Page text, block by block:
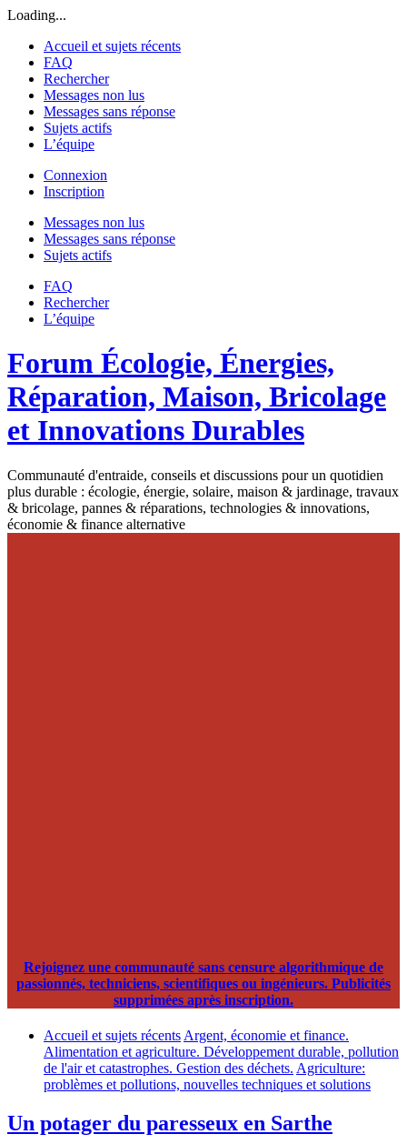
Loading...
Accueil et sujets récents
FAQ
Rechercher
Messages non lus
Messages sans réponse
Sujets actifs
L’équipe
Connexion
Inscription
Messages non lus
Messages sans réponse
Sujets actifs
FAQ
Rechercher
L’équipe
Forum Écologie, Énergies,
Réparation, Maison, Bricolage
et Innovations Durables
Communauté d'entraide, conseils et discussions pour un quotidien
plus durable : écologie, énergie, solaire, maison & jardinage, travaux
& bricolage, pannes & réparations, technologies & innovations,
économie & finance alternative
Rejoignez une communauté sans censure algorithmique de
passionnés, techniciens, scientifiques ou ingénieurs. Publicités
supprimées après inscription.
Accueil et sujets récentsArgent, économie et finance.
Alimentation et agriculture. Développement durable, pollution
de l'air et catastrophes. Gestion des déchets. Agriculture:
problèmes et pollutions, nouvelles techniques et solutions
Un potager du paresseux en Sarthe